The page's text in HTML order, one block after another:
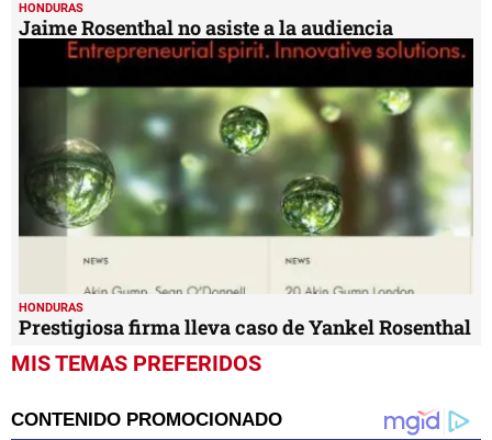
HONDURAS
Jaime Rosenthal no asiste a la audiencia
HONDURAS
Prestigiosa firma lleva caso de Yankel Rosenthal
MIS TEMAS PREFERIDOS